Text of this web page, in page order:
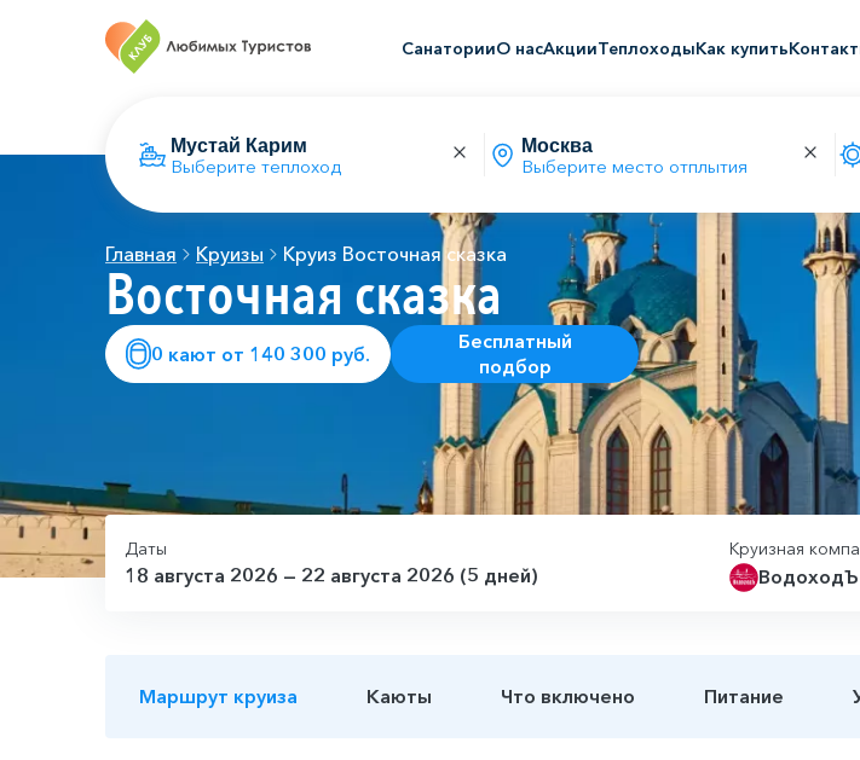
СанаторииО насАкцииТеплоходыКак купить
Выберите теплоход Выберите место отплытия
Главная Круизы Круиз Восточная сказка
Восточная сказка
0 кают от 140 300 руб.
Бесплатный
подбор
Даты
18 августа 2026 — 22 августа 2026 (5 дней)
Круизная
ВодоходЪ
Маршрут круиза Каюты Что включено Питание